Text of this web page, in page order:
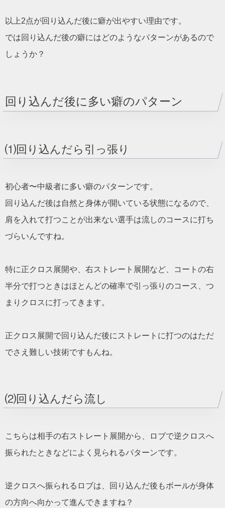
以上2点が回り込んだ後に癖が出やすい理由です。
では回り込んだ後の癖にはどのようなパターンがあるので
しょうか？
回り込んだ後に多い癖のパターン
⑴回り込んだら引っ張り
初心者〜中級者に多い癖のパターンです。
回り込んだ後は自然と身体が開いている状態になるので、
肩を入れて打つことが出来ない選手は流しのコースに打ち
づらいんですね。
特に正クロス展開や、右ストレート展開など、コートの右
半分で打つときはほとんどの確率で引っ張りのコース、つ
まりクロスに打ってきます。
正クロス展開で回り込んだ後にストレートに打つのはただ
でさえ難しい技術ですもんね。
⑵回り込んだら流し
こちらは相手の右ストレート展開から、ロブで逆クロスへ
振られたときなどによく見られるパターンです。
逆クロスへ振られるロブは、回り込んだ後もボールが身体
の方向へ向かって進んできますね？